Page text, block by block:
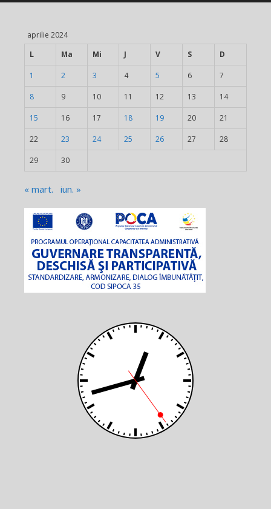
aprilie 2024
L
Ma Mi J V S D
1 2 3 4 5 6 7
8 9 10 11 12 13 14
15 16 17 18 19 20 21
22 23 24 25 26 27 28
29 30
« mart. iun. »